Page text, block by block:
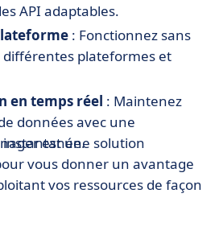
API adaptables.
: Fonctionnez sans
plateformes et
en temps réel : Maintenez
données avec une
est une solution
vous donner un avantage
vos ressources de façon